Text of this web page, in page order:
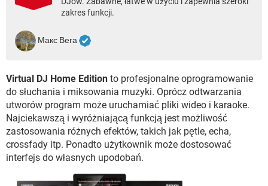
WINDOWS 10
zakres funkcji.
Макс Вега
Virtual DJ Home Edition to profesjonalne oprogramowanie
do słuchania i miksowania muzyki. Oprócz odtwarzania
utworów program może uruchamiać pliki wideo i karaoke.
Najciekawszą i wyróżniającą funkcją jest możliwość
zastosowania różnych efektów, takich jak pętle, echa,
crossfady itp. Ponadto użytkownik może dostosować
interfejs do własnych upodobań.